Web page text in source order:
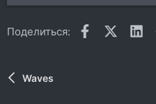
Поделиться: Facebook
X
Waves